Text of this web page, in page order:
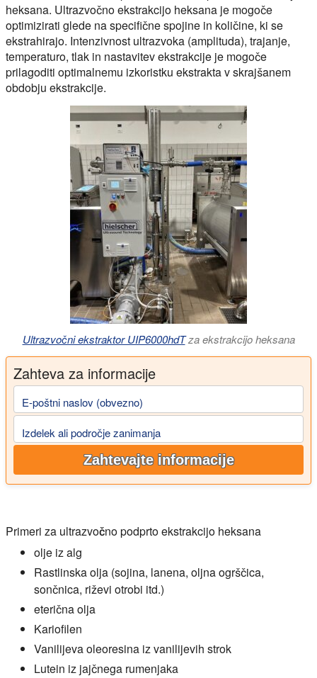
heksana. Ultrazvočno ekstrakcijo heksana je mogoče
optimizirati glede na specifične spojine in količine, ki se
ekstrahirajo. Intenzivnost ultrazvoka (amplituda), trajanje,
temperaturo, tlak in nastavitev ekstrakcije je mogoče
prilagoditi optimalnemu izkoristku ekstrakta v skrajšanem
obdobju ekstrakcije.
Ultrazvočni ekstraktor UIP6000hdTza ekstrakcijo heksana
Zahteva za informacije
E-poštni naslov (obvezno)
Izdelek ali področje zanimanja
Zahtevajte informacije
Primeri za ultrazvočno podprto ekstrakcijo heksana
olje iz alg
Rastlinska olja (sojina, lanena, oljna ogrščica,
sončnica, riževi otrobi itd.)
eterična olja
Kariofilen
Vanilijeva oleoresina iz vanilijevih strok
Lutein iz jajčnega rumenjaka